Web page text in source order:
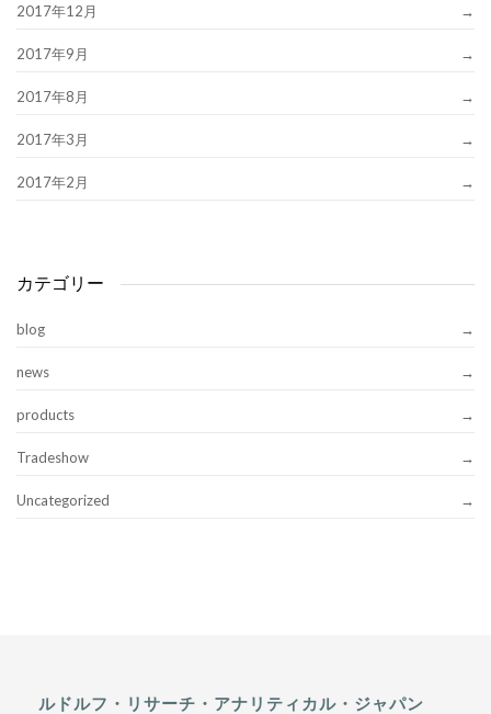
2017年12月
2017年9月
2017年8月
2017年3月
2017年2月
カテゴリー
blog
news
products
Tradeshow
Uncategorized
ルドルフ・リサーチ・アナリティカル・ジャパン